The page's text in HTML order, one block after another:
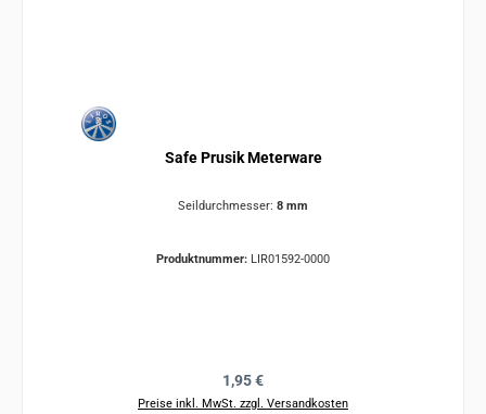
Safe Prusik Meterware
Seildurchmesser: 8 mm
Produktnummer: LIR01592-0000
Regulärer Preis:
1,95 €
Preise inkl. MwSt. zzgl. Versandkosten